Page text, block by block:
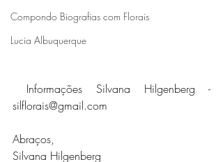
Compondo Biografias com Florais
Lucia Albuquerque
Informações Silvana Hilgenberg -
silflorais@gmail.com
Abraços,
Silvana Hilgenberg